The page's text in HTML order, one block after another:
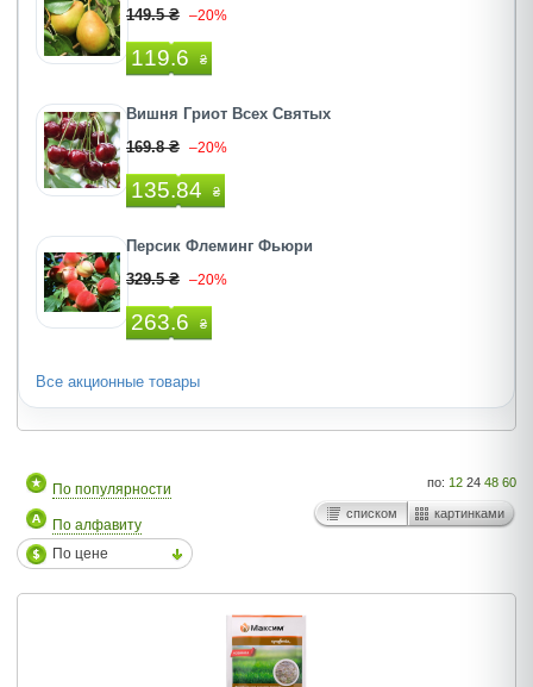
149.5 ₴ –20%
119.6 ₴
Вишня Гриот Всех Святых
169.8 ₴ –20%
135.84 ₴
Персик Флеминг Фьюри
329.5 ₴ –20%
263.6 ₴
Все акционные товары
По популярности
По алфавиту
По цене
по: 12 24 48 60
списком картинками